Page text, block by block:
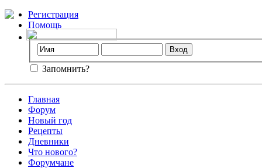
Регистрация
Помощь
Запомнить?
Главная
Форум
Новый год
Рецепты
Дневники
Что нового?
Форумчане